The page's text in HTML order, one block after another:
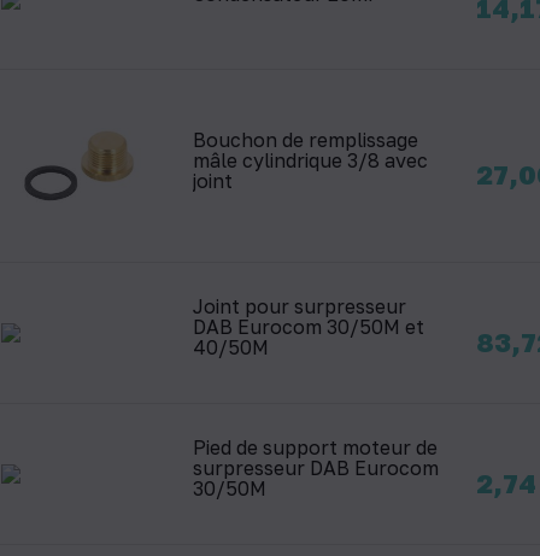
Prix
Bouchon de remplissage
mâle cylindrique 3/8 avec
joint
Prix
Joint pour surpresseur
DAB Eurocom 30/50M et
40/50M
Prix
Pied de support moteur de
surpresseur DAB Eurocom
30/50M
Prix